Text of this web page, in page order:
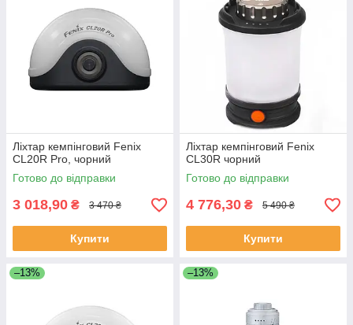
Ліхтар кемпінговий Fenix
CL20R Pro, чорний
Готово до відправки
3 018,90 ₴ 3 470 ₴
Купити
Ліхтар кемпінговий Fenix
CL30R чорний
Готово до відправки
4 776,30 ₴ 5 490 ₴
Купити
–13% –13%